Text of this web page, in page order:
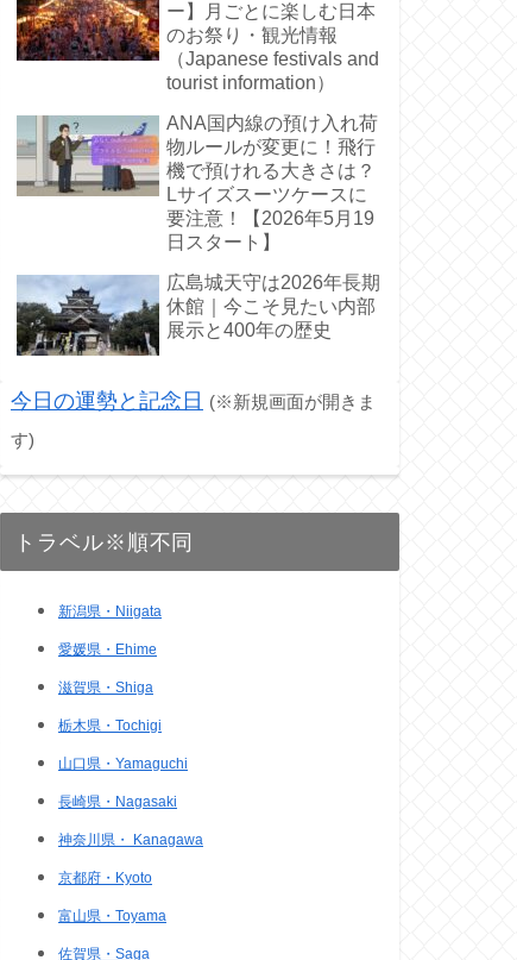
ー】月ごとに楽しむ日本
のお祭り・観光情報
（Japanese festivals and
tourist information）
ANA国内線の預け入れ荷
物ルールが変更に！飛行
機で預けれる大きさは？
Lサイズスーツケースに
要注意！【2026年5月19
日スタート】
広島城天守は2026年長期
休館｜今こそ見たい内部
展示と400年の歴史
今日の運勢と記念日 (※新規画面が開きま
す)
トラベル※順不同
新潟県・Niigata
愛媛県・Ehime
滋賀県・Shiga
栃木県・Tochigi
山口県・Yamaguchi
長崎県・Nagasaki
神奈川県・ Kanagawa
京都府・Kyoto
富山県・Toyama
佐賀県・Saga